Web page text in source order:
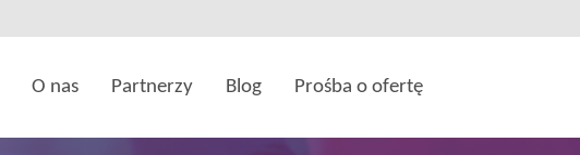
O nas Partnerzy Blog Prośba o ofertę